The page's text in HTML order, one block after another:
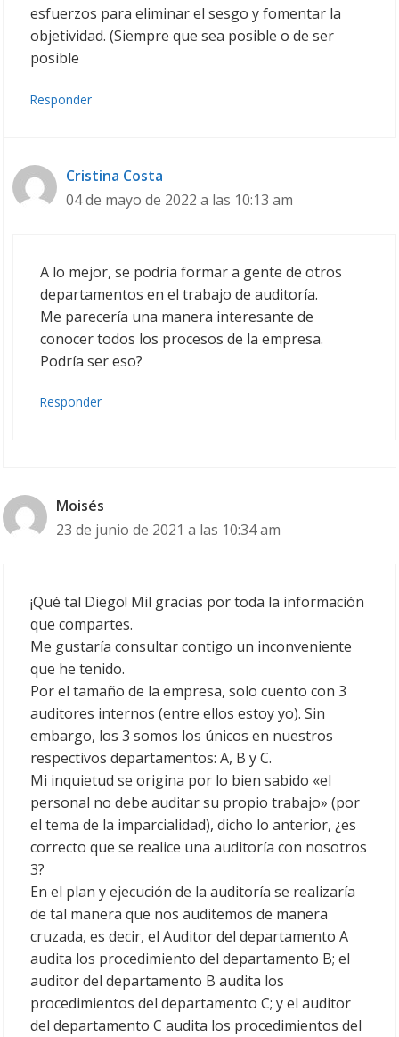
esfuerzos para eliminar el sesgo y fomentar la
objetividad. (Siempre que sea posible o de ser
posible
Responder
Cristina Costa
04 de mayo de 2022 a las 10:13 am
A lo mejor, se podría formar a gente de otros
departamentos en el trabajo de auditoría.
Me parecería una manera interesante de
conocer todos los procesos de la empresa.
Podría ser eso?
Responder
Moisés
23 de junio de 2021 a las 10:34 am
¡Qué tal Diego! Mil gracias por toda la información
que compartes.
Me gustaría consultar contigo un inconveniente
que he tenido.
Por el tamaño de la empresa, solo cuento con 3
auditores internos (entre ellos estoy yo). Sin
embargo, los 3 somos los únicos en nuestros
respectivos departamentos: A, B y C.
Mi inquietud se origina por lo bien sabido «el
personal no debe auditar su propio trabajo» (por
el tema de la imparcialidad), dicho lo anterior, ¿es
correcto que se realice una auditoría con nosotros
3?
En el plan y ejecución de la auditoría se realizaría
de tal manera que nos auditemos de manera
cruzada, es decir, el Auditor del departamento A
audita los procedimiento del departamento B; el
auditor del departamento B audita los
procedimientos del departamento C; y el auditor
del departamento C audita los procedimientos del